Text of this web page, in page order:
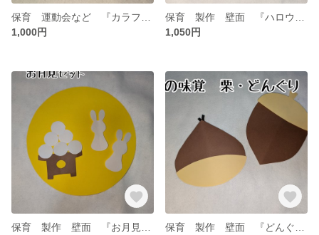
1,000円
1,050円